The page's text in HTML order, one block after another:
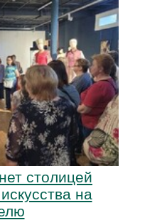
столицей
на